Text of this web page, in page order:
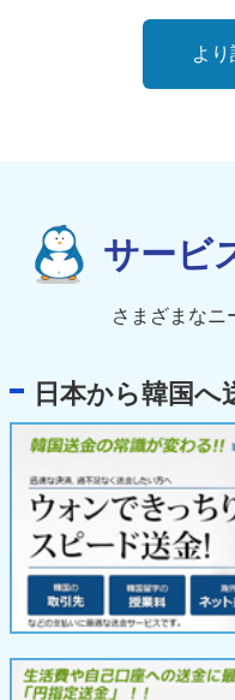
よ
サービ
さまざまなニ
日本から韓国へ